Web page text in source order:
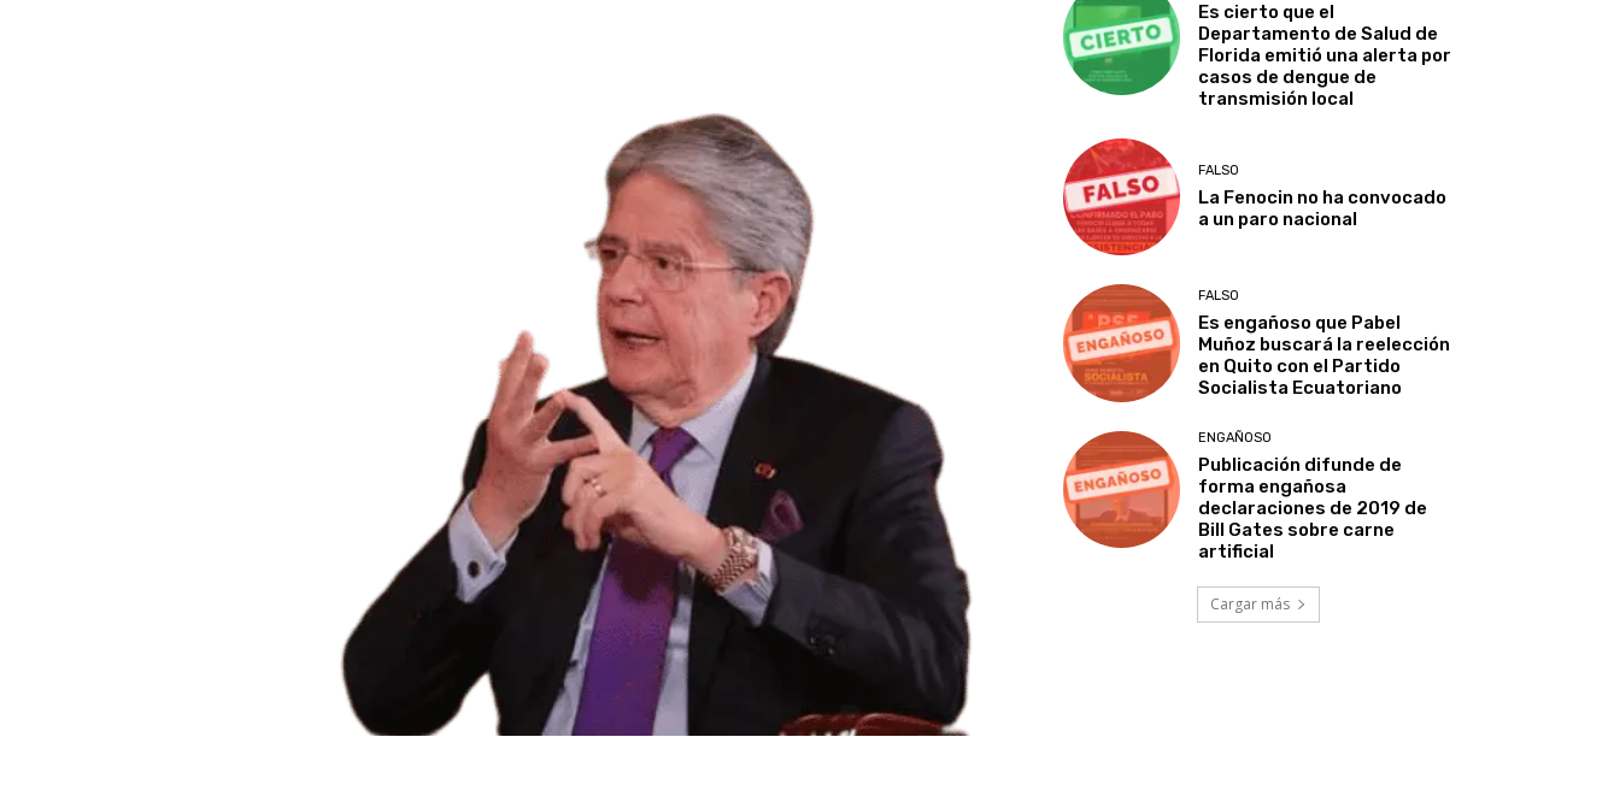
Es cierto que el
Departamento de Salud de
Florida emitió una alerta por
casos de dengue de
transmisión local
FALSO
La Fenocin no ha convocado
a un paro nacional
FALSO
Es engañoso que Pabel
Muñoz buscará la reelección
en Quito con el Partido
Socialista Ecuatoriano
ENGAÑOSO
Publicación difunde de
forma engañosa
declaraciones de 2019 de
Bill Gates sobre carne
artificial
Cargar más